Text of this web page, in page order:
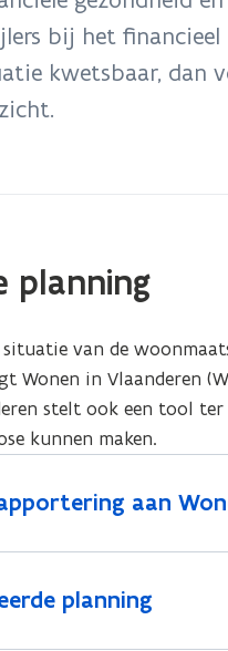
bij het
kwetsbaar, dan
planning
situatie van de
Wonen in Vlaanderen
stelt ook een tool
kunnen maken.
aan
planning